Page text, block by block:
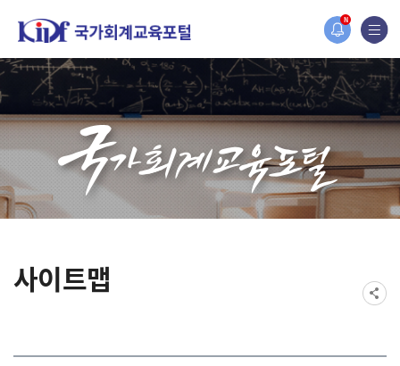
N
홈페이지가 새롭게 개편되었습니다.
한국조세재정연구원홈페이지가 새롭게 개설되었습니다.
사이트맵